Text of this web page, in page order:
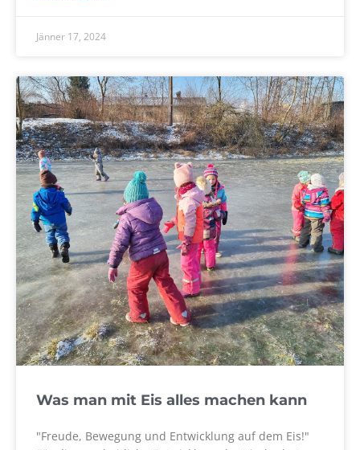
Jänner 17, 2024
Was man mit Eis alles machen kann
"Freude, Bewegung und Entwicklung auf dem Eis!"